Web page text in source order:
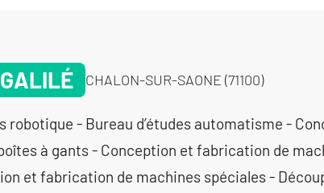
CHALON-SUR-SAONE (71100)
robotique - Bureau d’études automatisme -
à gants - Conception et fabrication de
et fabrication de machines spéciales -